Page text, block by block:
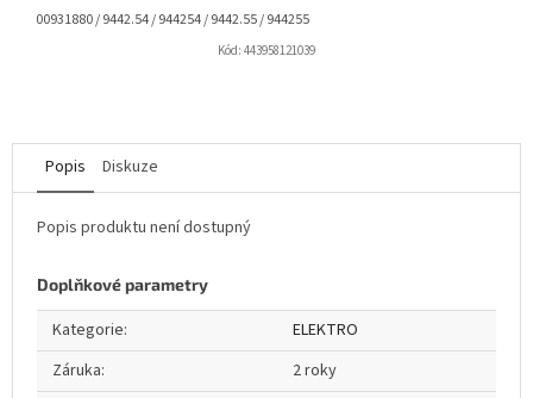
00931880 / 9442.54 / 944254 / 9442.55 / 944255
Kód: 443958121039
Popis Diskuze
Popis produktu není dostupný
Doplňkové parametry
Kategorie:
ELEKTRO
Záruka:
2 roky